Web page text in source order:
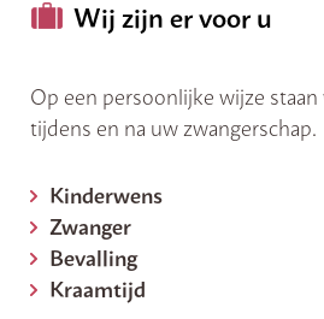
Wij zijn er voor u
Op een persoonlijke wijze staan
tijdens en na uw zwangerschap.
Kinderwens
Zwanger
Bevalling
Kraamtijd